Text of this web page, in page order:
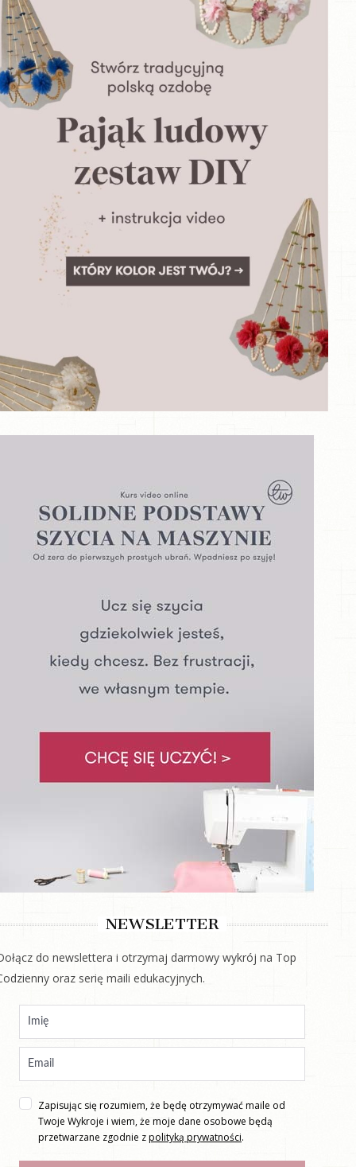
NEWSLETTER
do newslettera i otrzymaj darmowy wykrój na Top
oraz serię maili edukacyjnych.
Zapisując się rozumiem, że będę otrzymywać maile od
Twoje Wykroje i wiem, że moje dane osobowe będą
przetwarzane zgodnie zpolityką prywatności.